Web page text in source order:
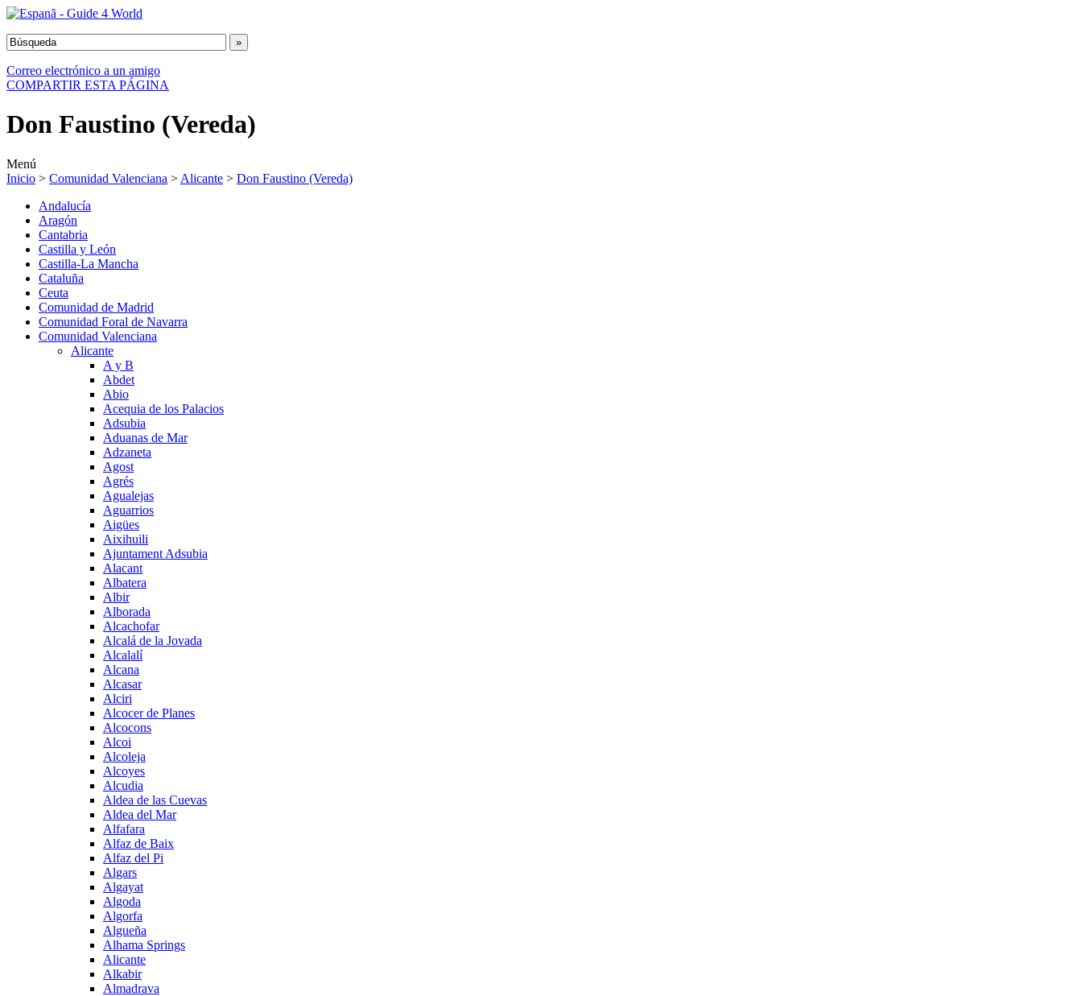
Correo electrónico a un amigo
COMPARTIR ESTA PÁGINA
Don Faustino (Vereda)
Menú
Inicio > Comunidad Valenciana > Alicante > Don Faustino (Vereda)
Andalucía
Aragón
Cantabria
Castilla y León
Castilla-La Mancha
Cataluña
Ceuta
Comunidad de Madrid
Comunidad Foral de Navarra
Comunidad Valenciana
Alicante
A y B
Abdet
Abio
Acequia de los Palacios
Adsubia
Aduanas de Mar
Adzaneta
Agost
Agrés
Agualejas
Aguarrios
Aigües
Aixihuili
Ajuntament Adsubia
Alacant
Albatera
Albir
Alborada
Alcachofar
Alcalá de la Jovada
Alcalalí
Alcana
Alcasar
Alciri
Alcocer de Planes
Alcocons
Alcoi
Alcoleja
Alcoyes
Alcudia
Aldea de las Cuevas
Aldea del Mar
Alfafara
Alfaz de Baix
Alfaz del Pi
Algars
Algayat
Algoda
Algorfa
Algueña
Alhama Springs
Alicante
Alkabir
Almadrava